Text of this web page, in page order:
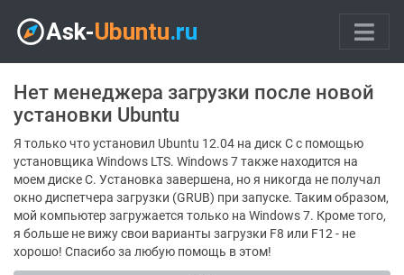
Нет менеджера загрузки после новой
установки Ubuntu
Я только что установил Ubuntu 12.04 на диск C с помощью
установщика Windows LTS. Windows 7 также находится на
моем диске C. Установка завершена, но я никогда не получал
окно диспетчера загрузки (GRUB) при запуске. Таким образом,
мой компьютер загружается только на Windows 7. Кроме того,
я больше не вижу свои варианты загрузки F8 или F12 - не
хорошо! Спасибо за любую помощь в этом!